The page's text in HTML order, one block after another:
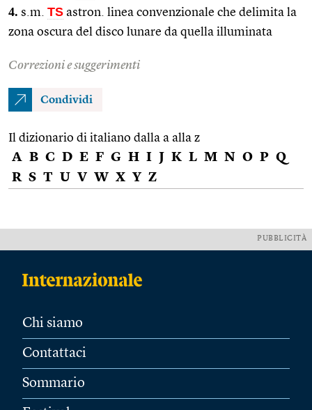
4. s.m. TS astron. linea convenzionale che delimita la
zona oscura del disco lunare da quella illuminata
Correzioni e suggerimenti
Condividi
Il dizionario di italiano dalla a alla z
A B C D E F G H I J K L M N O P Q
R S T U V W X Y Z
PUBBLICITÀ
Chi siamo
Contattaci
Sommario